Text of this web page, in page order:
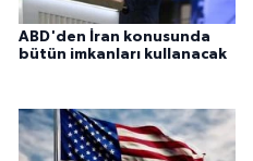
ABD'den İran konusunda
bütün imkanları kullanacak